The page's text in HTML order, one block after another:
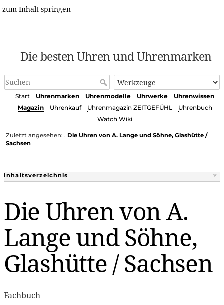
zum Inhalt springen
Die besten Uhren und Uhrenmarken
Start Uhrenmarken Uhrenmodelle Uhrwerke
Uhrenwissen
Magazin
Uhrenkauf Uhrenmagazin ZEITGEFÜHL
Uhrenbuch
Watch Wiki
Zuletzt angesehen: • Die Uhren von A. Lange und Söhne, Glashütte /
Sachsen
Inhaltsverzeichnis
Die Uhren von A.
Lange und Söhne,
Glashütte / Sachsen
Fachbuch